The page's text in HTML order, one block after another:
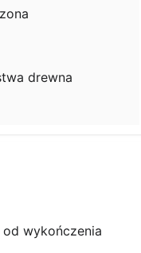
drewna
od wykończenia